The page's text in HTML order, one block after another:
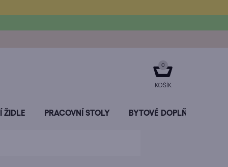
NÁKUPNÍ
KOŠÍK
ŽIDLE PRACOVNÍ STOLY BYTOVÉ DOPLŇKY